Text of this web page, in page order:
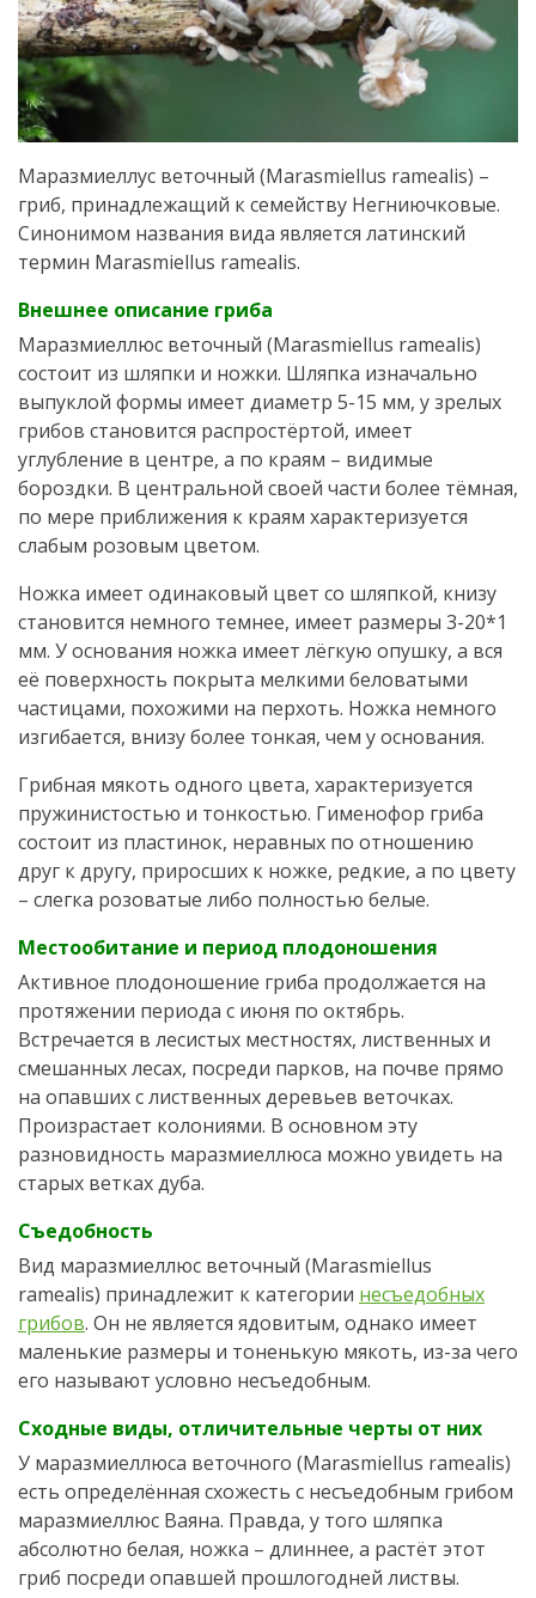
Маразмиеллус веточный (Marasmiellus ramealis) –
гриб, принадлежащий к семейству Негниючковые.
Синонимом названия вида является латинский
термин Marasmiellus ramealis.
Внешнее описание гриба
Маразмиеллюс веточный (Marasmiellus ramealis)
состоит из шляпки и ножки. Шляпка изначально
выпуклой формы имеет диаметр 5-15 мм, у зрелых
грибов становится распростёртой, имеет
углубление в центре, а по краям – видимые
бороздки. В центральной своей части более тёмная,
по мере приближения к краям характеризуется
слабым розовым цветом.
Ножка имеет одинаковый цвет со шляпкой, книзу
становится немного темнее, имеет размеры 3-20*1
мм. У основания ножка имеет лёгкую опушку, а вся
её поверхность покрыта мелкими беловатыми
частицами, похожими на перхоть. Ножка немного
изгибается, внизу более тонкая, чем у основания.
Грибная мякоть одного цвета, характеризуется
пружинистостью и тонкостью. Гименофор гриба
состоит из пластинок, неравных по отношению
друг к другу, приросших к ножке, редкие, а по цвету
– слегка розоватые либо полностью белые.
Местообитание и период плодоношения
Активное плодоношение гриба продолжается на
протяжении периода с июня по октябрь.
Встречается в лесистых местностях, лиственных и
смешанных лесах, посреди парков, на почве прямо
на опавших с лиственных деревьев веточках.
Произрастает колониями. В основном эту
разновидность маразмиеллюса можно увидеть на
старых ветках дуба.
Съедобность
Вид маразмиеллюс веточный (Marasmiellus
ramealis) принадлежит к категории несъедобных
грибов. Он не является ядовитым, однако имеет
маленькие размеры и тоненькую мякоть, из-за чего
его называют условно несъедобным.
Сходные виды, отличительные черты от них
У маразмиеллюса веточного (Marasmiellus ramealis)
есть определённая схожесть с несъедобным грибом
маразмиеллюс Ваяна. Правда, у того шляпка
абсолютно белая, ножка – длиннее, а растёт этот
гриб посреди опавшей прошлогодней листвы.